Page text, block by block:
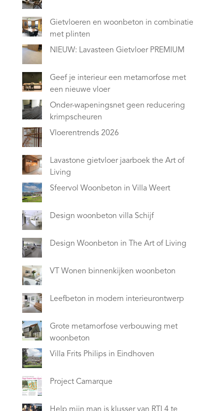
Gietvloeren en woonbeton in combinatie
met plinten
NIEUW: Lavasteen Gietvloer PREMIUM
Geef je interieur een metamorfose met
een nieuwe vloer
Onder-wapeningsnet geen reducering
krimpscheuren
Vloerentrends 2026
Lavastone gietvloer jaarboek the Art of
Living
Sfeervol Woonbeton in Villa Weert
Design woonbeton villa Schijf
Design Woonbeton in The Art of Living
VT Wonen binnenkijken woonbeton
Leefbeton in modern interieurontwerp
Grote metamorfose verbouwing met
woonbeton
Villa Frits Philips in Eindhoven
Project Camarque